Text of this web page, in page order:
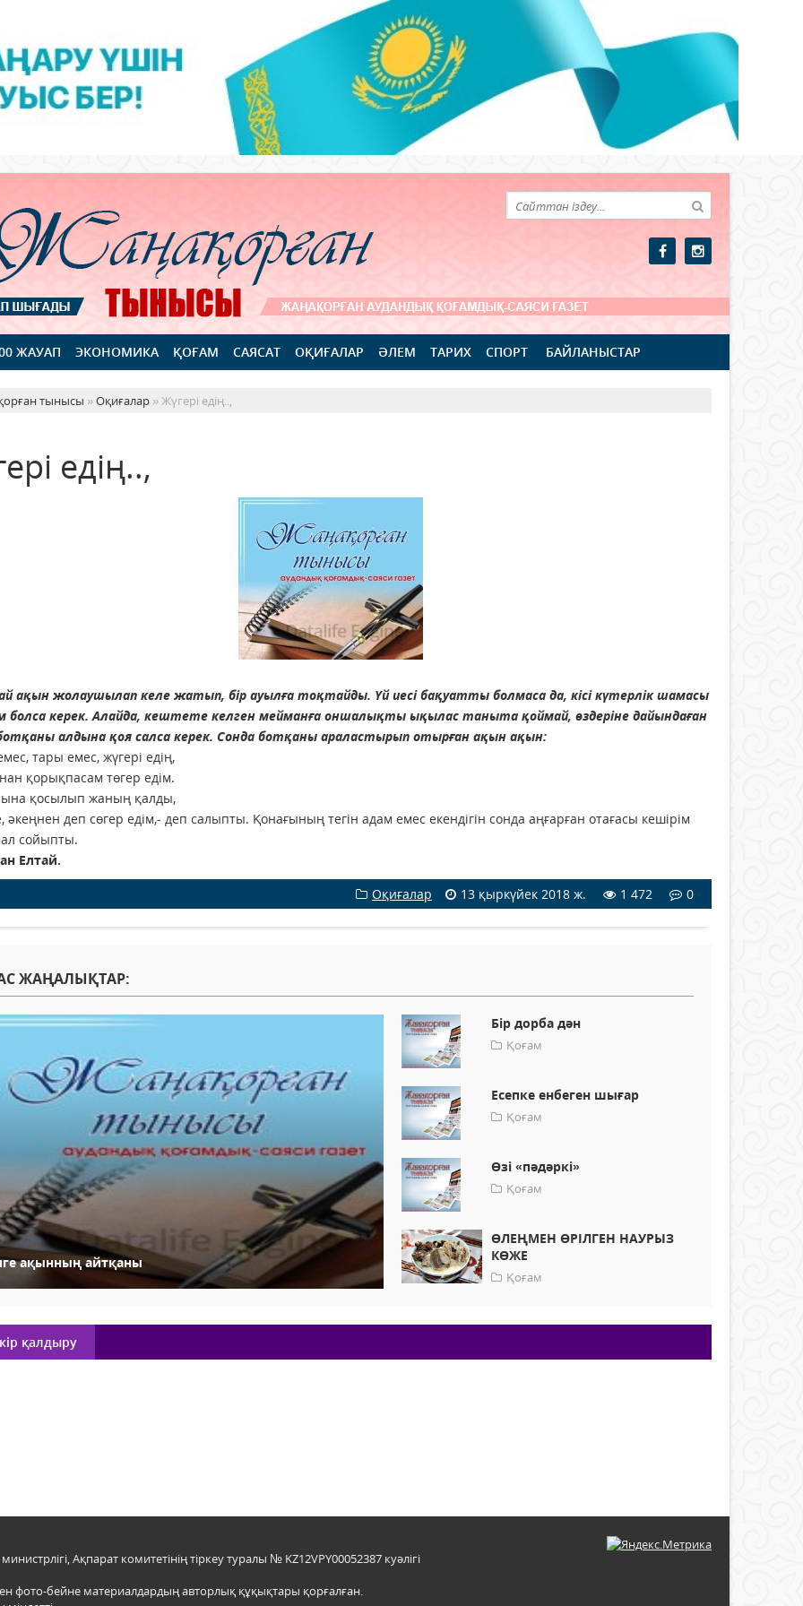
ЖАУАП ЭКОНОМИКА ҚОҒАМ САЯСАТ ОҚИҒАЛАР ӘЛЕМ ТАРИХ СПОРТ БАЙЛАНЫСТАР
тынысы »Оқиғалар » Жүгері едің..,
едің..,
ақын жолаушылап келе жатып, бір ауылға тоқтайды. Үй иесі бақуатты болмаса да, кісі күтерлік шамасы
болса керек. Алайда, кештете келген мейманға оншалықты ықылас таныта қоймай, өздеріне дайындаған
алдына қоя салса керек. Сонда ботқаны араластырып отырған ақын ақын:
тары емес, жүгері едің,
қорықпасам төгер едім.
қосылып жаның қалды,
әкеңнен деп сөгер едім,- деп салыпты. Қонағының тегін адам емес екендігін сонда аңғарған отағасы кешірім
сойыпты.
Елтай.
Оқиғалар
13 қыркүйек 2018 ж. 1 472 0
ЖАҢАЛЫҚТАР:
ақынның айтқаны
Бір дорба дән
Қоғам
Есепке енбеген шығар
Қоғам
Өзі «пәдәркі»
Қоғам
ӨЛЕҢМЕН ӨРІЛГЕН НАУРЫЗ
КӨЖЕ
Қоғам
қалдыру
Ақпарат комитетінің тіркеу туралы № KZ12VPY00052387 куәлігі
фото-бейне материалдардың авторлық құқықтары қорғалған.